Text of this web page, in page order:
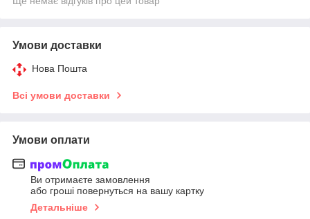
Умови доставки
Нова Пошта
Всі умови доставки
Умови оплати
Ви отримаєте замовлення
або гроші повернуться на вашу картку
Детальніше